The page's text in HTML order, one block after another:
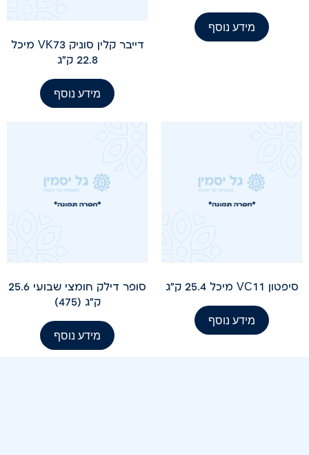
מידע נוסף
דייבר קלין סוניק VK73 מיכל
22.8 ק"ג
מידע נוסף
סיפטון VC11 מיכל 25.4 ק"ג
מידע נוסף
סופר דילק חומצי שבועי 25.6
ק"ג (475)
מידע נוסף